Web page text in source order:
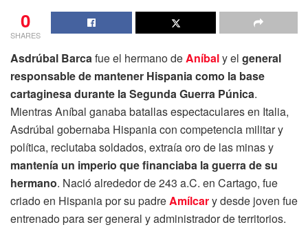
0
SHARES
Asdrúbal Barcafue el hermano deAníbaly el general
responsable de mantener Hispania como la base
cartaginesa durante la Segunda Guerra Púnica.
Mientras Aníbal ganaba batallas espectaculares en Italia,
Asdrúbal gobernaba Hispania con competencia militar y
política, reclutaba soldados, extraía oro de las minas y
mantenía un imperio que financiaba la guerra de su
hermano. Nació alrededor de 243 a.C. en Cartago, fue
criado en Hispania por su padreAmílcary desde joven fue
entrenado para ser general y administrador de territorios.